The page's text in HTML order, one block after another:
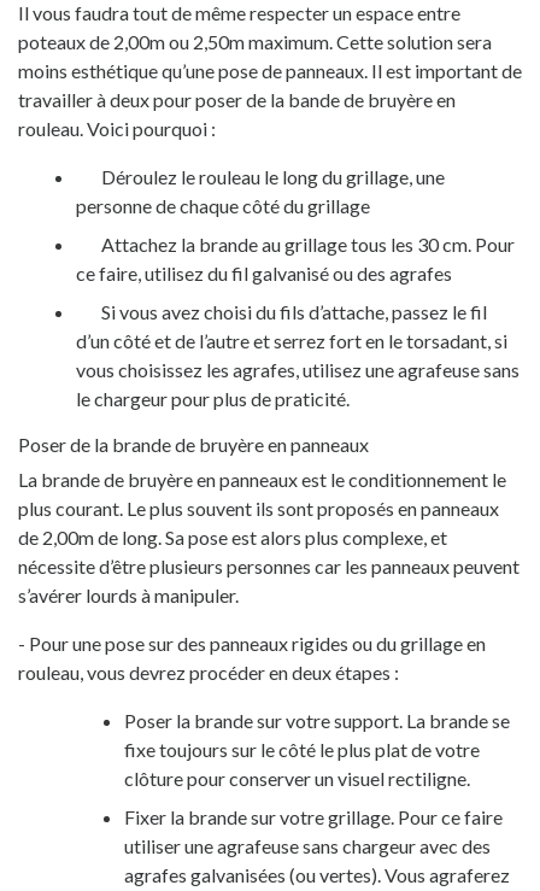
Il vous faudra tout de même respecter un espace entre
poteaux de 2,00m ou 2,50m maximum. Cette solution sera
moins esthétique qu’une pose de panneaux. Il est important de
travailler à deux pour poser de la bande de bruyère en
rouleau. Voici pourquoi :
Déroulez le rouleau le long du grillage, une
personne de chaque côté du grillage
Attachez la brande au grillage tous les 30 cm. Pour
ce faire, utilisez du fil galvaniséou des agrafes
Si vous avez choisi du fils d’attache, passez le fil
d’un côté et de l’autre et serrez fort en le torsadant, si
vous choisissez les agrafes, utilisez une agrafeuse sans
le chargeur pour plus de praticité.
Poser de la brande de bruyère en panneaux
La brande de bruyère en panneauxest le conditionnement le
plus courant. Le plus souvent ils sont proposés en panneaux
de 2,00m de long. Sa pose est alors plus complexe, et
nécessite d’être plusieurs personnes car les panneaux peuvent
s’avérer lourds à manipuler.
- Pour une pose sur des panneaux rigides ou du grillage en
rouleau, vous devrez procéder en deux étapes :
Poser la brande sur votre support. La brande se
fixe toujours sur le côté le plus plat de votre
clôture pour conserver un visuel rectiligne.
Fixer la brande sur votre grillage. Pour ce faire
utiliser une agrafeuse sans chargeur avec des
agrafes galvanisées (ou vertes). Vous agraferez